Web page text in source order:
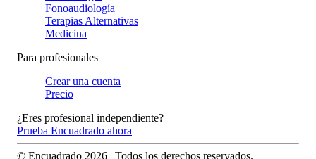
Fonoaudiología
Terapias Alternativas
Medicina
Para profesionales
Crear una cuenta
Precio
¿Eres profesional independiente?
Prueba Encuadrado ahora
© Encuadrado 2026 | Todos los derechos reservados.